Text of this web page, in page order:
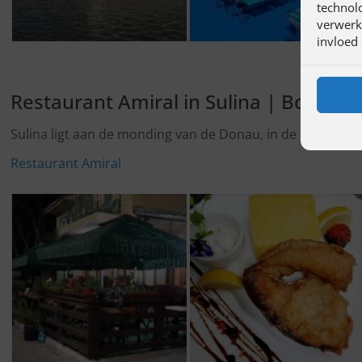
invloed
Restaurant Amiral in Sulina | Bon
Sulina ligt aan de monding van de Donau, in de
Restaurant Amiral